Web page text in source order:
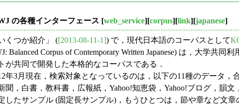
の各種インターフェース [web_service][corpus][link][japanese]
くつか紹介」 ([2013-08-11-1]) で，現代日本語のコーパスとして
Corpus of Contemporary Written Japanese) は，大学共
共同で開発した本格的なコーパスである．
3月現在，検索対象となっているのは，以下の11種のデータ，
，白書，教科書，広報紙，Yahoo!知恵袋，Yahoo!ブログ，韻
したサンプル (固定長サンプル)，もうひとつは，節や章など文